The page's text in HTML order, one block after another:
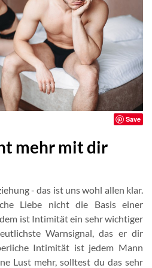
Save
mehr mit dir
- das ist uns wohl allen klar.
Liebe nicht die Basis einer
ist Intimität ein sehr wichtiger
Warnsignal, das er dir
Intimität ist jedem Mann
Lust mehr, solltest du das sehr